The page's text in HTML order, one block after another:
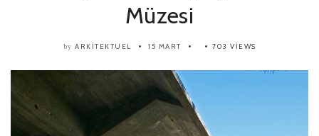
Müzesi
by ARKITEKTUEL 15 MART 703 VIEWS